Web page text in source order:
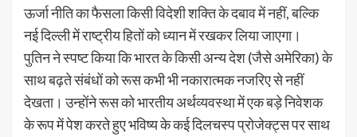
ऊर्जा नीति का फैसला किसी विदेशी शक्ति के दबाव में नहीं, बल्कि
नई दिल्ली में राष्ट्रीय हितों को ध्यान में रखकर लिया जाएगा।
पुतिन ने स्पष्ट किया कि भारत के किसी अन्य देश (जैसे अमेरिका) के
साथ बढ़ते संबंधों को रूस कभी भी नकारात्मक नजरिए से नहीं
देखता। उन्होंने रूस को भारतीय अर्थव्यवस्था में एक बड़े निवेशक
के रूप में पेश करते हुए भविष्य के कई दिलचस्प प्रोजेक्ट्स पर साथ